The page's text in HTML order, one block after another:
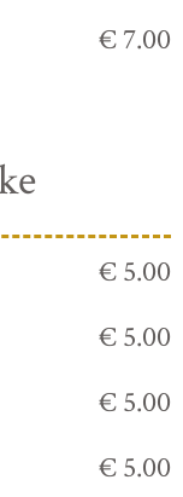
€ 7.00
€ 5.00
€ 5.00
€ 5.00
€ 5.00